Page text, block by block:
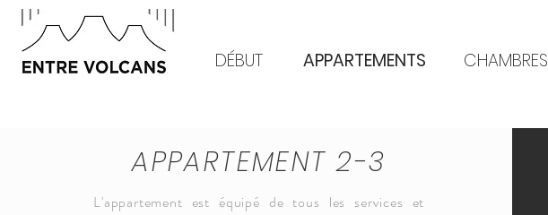
DÉBUT APPARTEMENTS CHAMBRES
APPARTEMENT 2-3
L'appartement est équipé de tous les services et